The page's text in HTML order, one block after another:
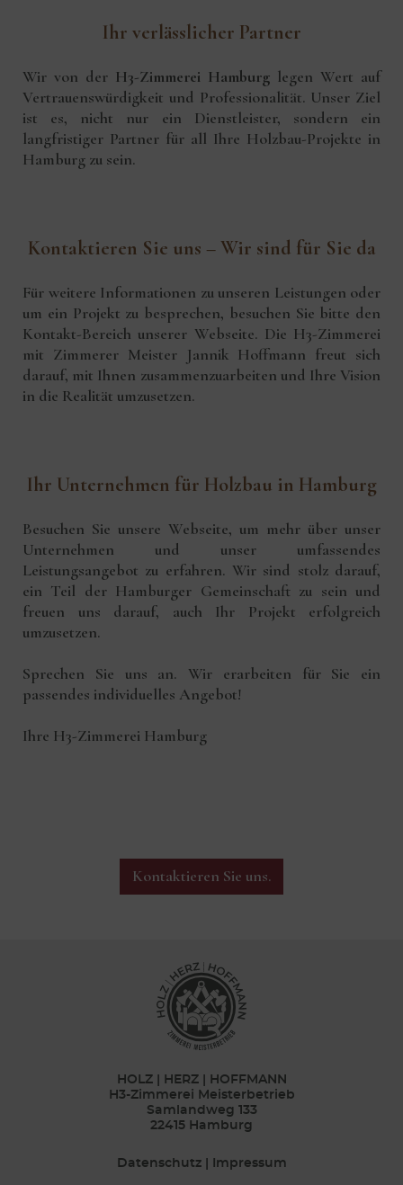
Ihr verlässlicher Partner
Wir von der H3-Zimmerei Hamburg legen Wert auf
Vertrauenswürdigkeit und Professionalität. Unser Ziel
ist es, nicht nur ein Dienstleister, sondern ein
langfristiger Partner für all Ihre Holzbau-Projekte in
Hamburg zu sein.
Kontaktieren Sie uns – Wir sind für Sie da
Für weitere Informationen zu unseren Leistungen oder
um ein Projekt zu besprechen, besuchen Sie bitte den
Kontakt-Bereich unserer Webseite. Die H3-Zimmerei
mit Zimmerer Meister Jannik Hoffmann freut sich
darauf, mit Ihnen zusammenzuarbeiten und Ihre Vision
in die Realität umzusetzen.
Ihr Unternehmen für Holzbau in Hamburg
Besuchen Sie unsere Webseite, um mehr über unser
Unternehmen und unser umfassendes
Leistungsangebot zu erfahren. Wir sind stolz darauf,
ein Teil der Hamburger Gemeinschaft zu sein und
freuen uns darauf, auch Ihr Projekt erfolgreich
umzusetzen.
Sprechen Sie uns an. Wir erarbeiten für Sie ein
passendes individuelles Angebot!
Ihre H3-Zimmerei Hamburg
Kontaktieren Sie uns.
HOLZ | HERZ | HOFFMANN
H3-Zimmerei Meisterbetrieb
Samlandweg 133
22415 Hamburg
Datenschutz| Impressum